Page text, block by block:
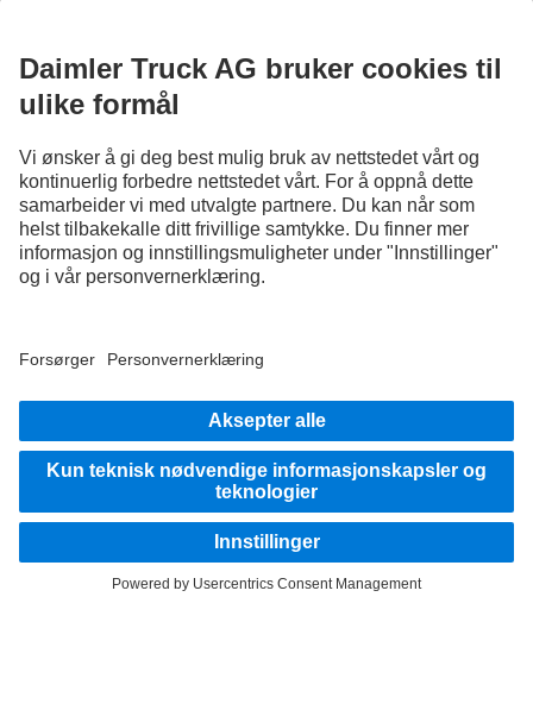
inngår i standardutstyret. Illustrasjonene er bare ment som eksempler og gjengir ikke
kan avvike fra disse illustrasjonene. Med forbehold om endringer. Illustrasjonene og
Daimler Truck AG er et globalt selskap der likestilling, mangfold, åpenhet og respekt
er grunnleggende verdier. Dette viser vi i måten vi tenker, handler og kommuniserer
på. Alle uttrykk som brukes, inkluderer selvfølgelig alle kjønn og identiteter.
Assistansesystemer kan kun støtte sjåfører. Ansvaret for sikker føring av kjøretøyet
ligger alltid fullt ut hos sjåføren.
HOLD KONTAKTEN.
Bli kjent med Mercedes-Benz Trucks i våre digitale kanaler.